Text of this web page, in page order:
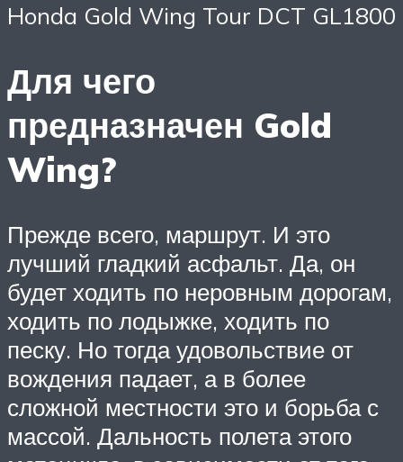
Honda Gold Wing Tour DCT GL1800
Для чего
предназначен Gold
Wing?
Прежде всего, маршрут. И это
лучший гладкий асфальт. Да, он
будет ходить по неровным дорогам,
ходить по лодыжке, ходить по
песку. Но тогда удовольствие от
вождения падает, а в более
сложной местности это и борьба с
массой. Дальность полета этого